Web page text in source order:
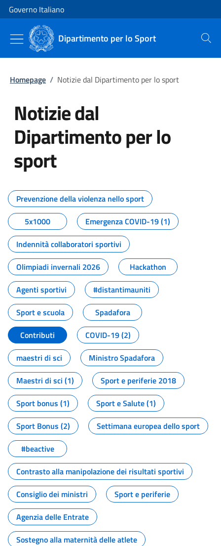
Vai al contenuto
Vai alla navigazione del sito
Governo Italiano
Dipartimento per lo Sport Cerca
Homepage / Notizie dal Dipartimento per lo sport
Notizie dal
Dipartimento per lo
sport
Tutti i contenuti della pagina
Prevenzione della violenza nello sport
5x1000
Emergenza COVID-19 (1)
Indennità collaboratori sportivi
Olimpiadi invernali 2026
Hackathon
Agenti sportivi
#distantimauniti
Sport e scuola
Spadafora
Contributi
COVID-19 (2)
maestri di sci
Ministro Spadafora
Maestri di sci (1)
Sport e periferie 2018
Sport bonus (1)
Sport e Salute (1)
Sport Bonus (2)
Settimana europea dello sport
#beactive
Contrasto alla manipolazione dei risultati sportivi
Consiglio dei ministri
Sport e periferie
Agenzia delle Entrate
Sostegno alla maternità delle atlete